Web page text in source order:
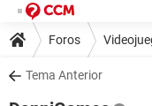
Foros
Tema Anterior